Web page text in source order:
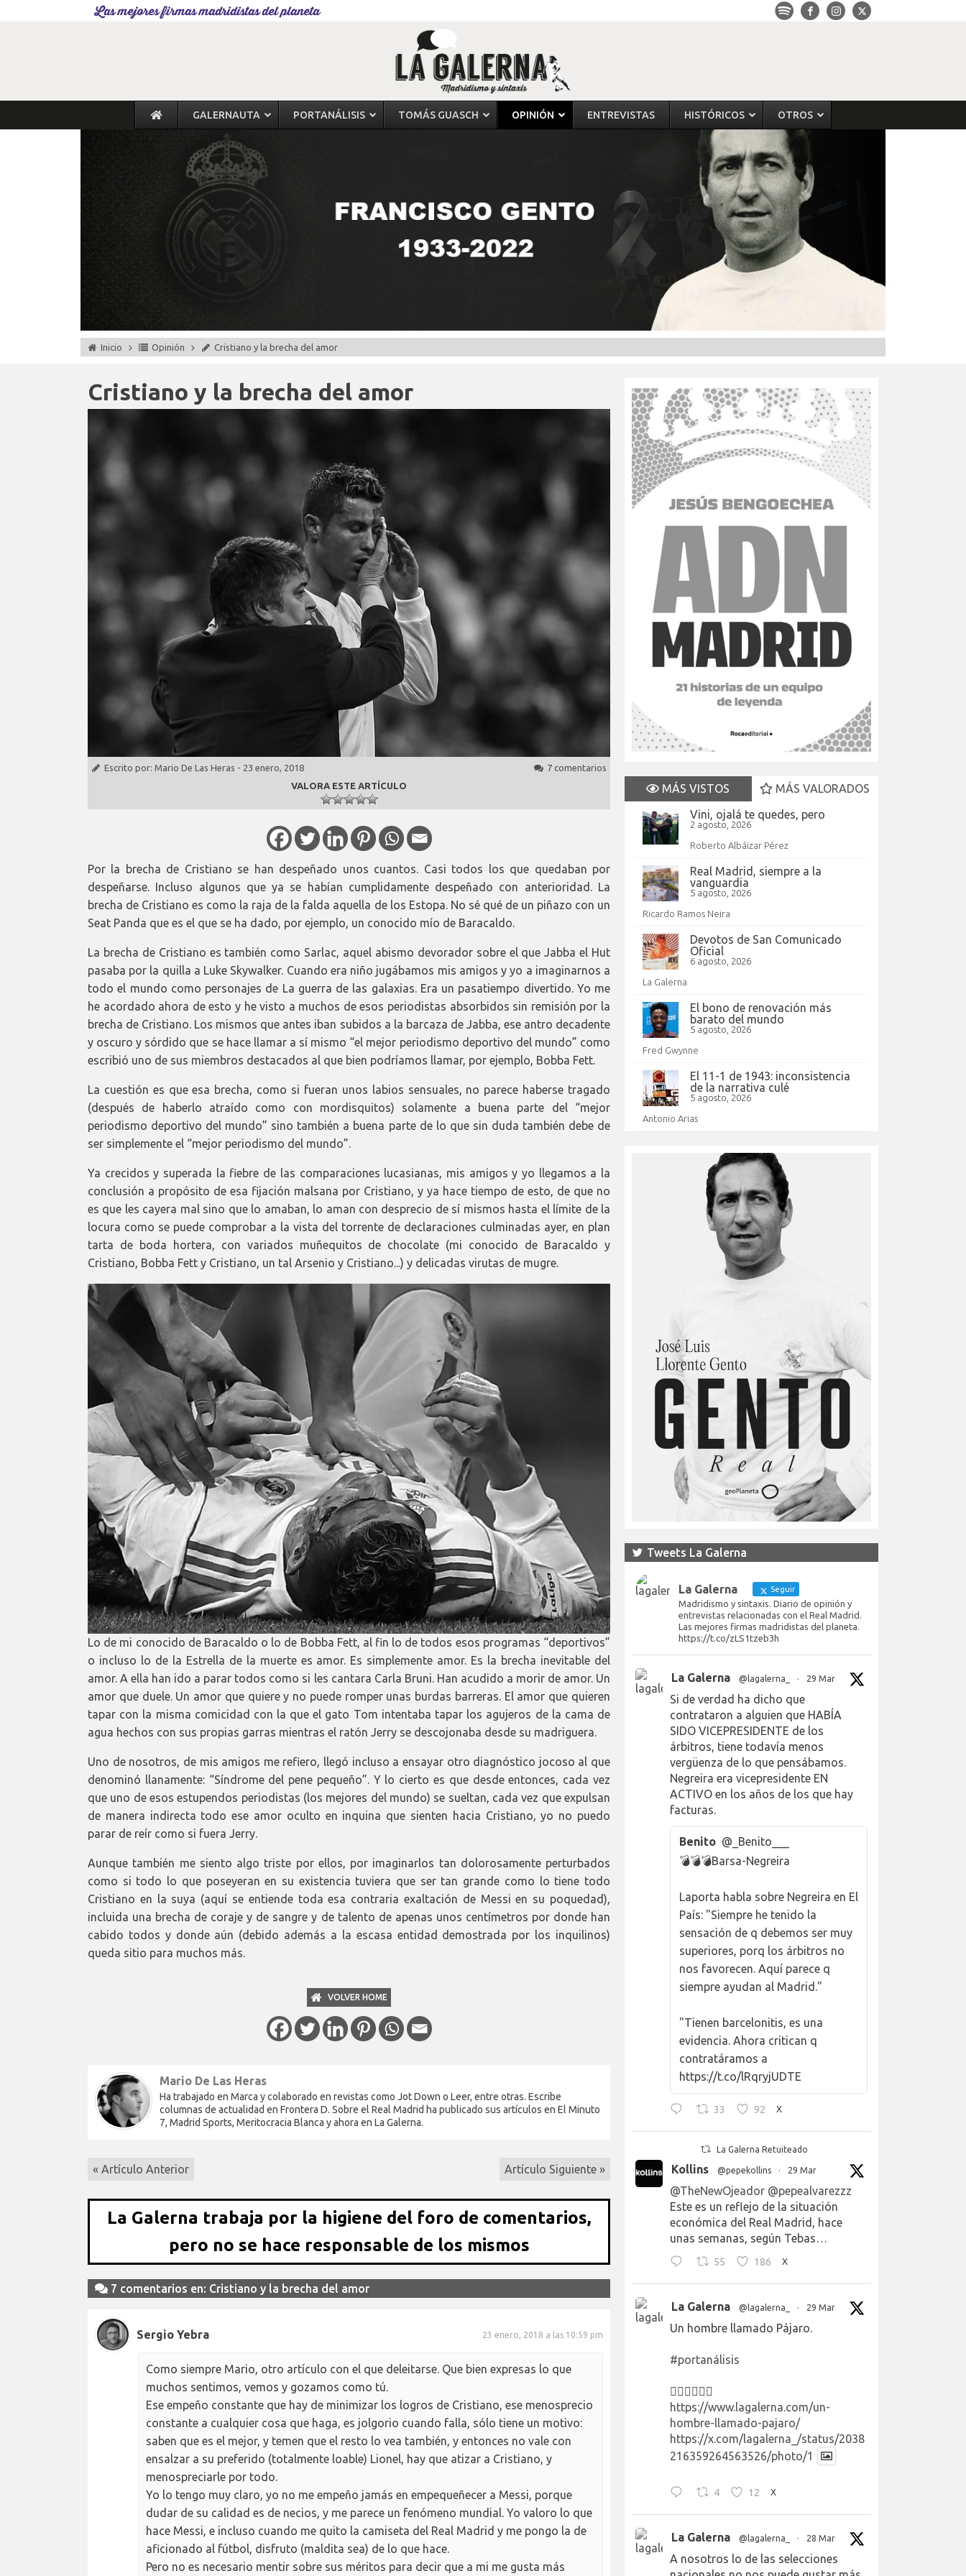
Las mejores firmas madridistas del planeta
GALERNAUTA PORTANÁLISIS TOMÁS GUASCH OPINIÓN ENTREVISTAS HISTÓRICOS OTROS
Inicio Opinión Cristiano y la brecha del amor
Cristiano y la brecha del amor
Escrito por: Mario De Las Heras - 23 enero, 2018
7 comentarios
VALORA ESTE ARTÍCULO
Por la brecha de Cristiano se han despeñado unos cuantos. Casi todos los que quedaban por
despeñarse. Incluso algunos que ya se habían cumplidamente despeñado con anterioridad. La
brecha de Cristiano es como la raja de la falda aquella de los Estopa. No sé qué de un piñazo con un
Seat Panda que es el que se ha dado, por ejemplo, un conocido mío de Baracaldo.
La brecha de Cristiano es también como Sarlac, aquel abismo devorador sobre el que Jabba el Hut
pasaba por la quilla a Luke Skywalker. Cuando era niño jugábamos mis amigos y yo a imaginarnos a
todo el mundo como personajes de La guerra de las galaxias. Era un pasatiempo divertido. Yo me
he acordado ahora de esto y he visto a muchos de esos periodistas absorbidos sin remisión por la
brecha de Cristiano. Los mismos que antes iban subidos a la barcaza de Jabba, ese antro decadente
y oscuro y sórdido que se hace llamar a sí mismo “el mejor periodismo deportivo del mundo” como
escribió uno de sus miembros destacados al que bien podríamos llamar, por ejemplo, Bobba Fett.
La cuestión es que esa brecha, como si fueran unos labios sensuales, no parece haberse tragado
(después de haberlo atraído como con mordisquitos) solamente a buena parte del “mejor
periodismo deportivo del mundo” sino también a buena parte de lo que sin duda también debe de
ser simplemente el “mejor periodismo del mundo”.
Ya crecidos y superada la fiebre de las comparaciones lucasianas, mis amigos y yo llegamos a la
conclusión a propósito de esa fijación malsana por Cristiano, y ya hace tiempo de esto, de que no
es que les cayera mal sino que lo amaban, lo aman con desprecio de sí mismos hasta el límite de la
locura como se puede comprobar a la vista del torrente de declaraciones culminadas ayer, en plan
tarta de boda hortera, con variados muñequitos de chocolate (mi conocido de Baracaldo y
Cristiano, Bobba Fett y Cristiano, un tal Arsenio y Cristiano...) y delicadas virutas de mugre.
Lo de mi conocido de Baracaldo o lo de Bobba Fett, al fin lo de todos esos programas “deportivos”
o incluso lo de la Estrella de la muerte es amor. Es simplemente amor. Es la brecha inevitable del
amor. A ella han ido a parar todos como si les cantara Carla Bruni. Han acudido a morir de amor. Un
amor que duele. Un amor que quiere y no puede romper unas burdas barreras. El amor que quieren
tapar con la misma comicidad con la que el gato Tom intentaba tapar los agujeros de la cama de
agua hechos con sus propias garras mientras el ratón Jerry se descojonaba desde su madriguera.
Uno de nosotros, de mis amigos me refiero, llegó incluso a ensayar otro diagnóstico jocoso al que
denominó llanamente: “Síndrome del pene pequeño”. Y lo cierto es que desde entonces, cada vez
que uno de esos estupendos periodistas (los mejores del mundo) se sueltan, cada vez que expulsan
de manera indirecta todo ese amor oculto en inquina que sienten hacia Cristiano, yo no puedo
parar de reír como si fuera Jerry.
Aunque también me siento algo triste por ellos, por imaginarlos tan dolorosamente perturbados
como si todo lo que poseyeran en su existencia tuviera que ser tan grande como lo tiene todo
Cristiano en la suya (aquí se entiende toda esa contraria exaltación de Messi en su poquedad),
incluida una brecha de coraje y de sangre y de talento de apenas unos centímetros por donde han
cabido todos y donde aún (debido además a la escasa entidad demostrada por los inquilinos)
queda sitio para muchos más.
VOLVER HOME
Mario De Las Heras
Ha trabajado en Marca y colaborado en revistas como Jot Down o Leer, entre otras. Escribe
columnas de actualidad en Frontera D. Sobre el Real Madrid ha publicado sus artículos en El Minuto
7, Madrid Sports, Meritocracia Blanca y ahora en La Galerna.
« Artículo Anterior Artículo Siguiente »
La Galerna trabaja por la higiene del foro de comentarios,
pero no se hace responsable de los mismos
7 comentarios en: Cristiano y la brecha del amor
Sergio Yebra 23 enero, 2018 a las 10:59 pm
Como siempre Mario, otro artículo con el que deleitarse. Que bien expresas lo que
muchos sentimos, vemos y gozamos como tú.
Ese empeño constante que hay de minimizar los logros de Cristiano, ese menosprecio
constante a cualquier cosa que haga, es jolgorio cuando falla, sólo tiene un motivo:
saben que es el mejor, y temen que el resto lo vea también, y entonces no vale con
ensalzar a su preferido (totalmente loable) Lionel, hay que atizar a Cristiano, y
menospreciarle por todo.
Yo lo tengo muy claro, yo no me empeño jamás en empequeñecer a Messi, porque
dudar de su calidad es de necios, y me parece un fenómeno mundial. Yo valoro lo que
hace Messi, e incluso cuando me quito la camiseta del Real Madrid y me pongo la de
aficionado al fútbol, disfruto (maldita sea) de lo que hace.
Pero no es necesario mentir sobre sus méritos para decir que a mi me gusta más
MÁS VISTOS
MÁS VALORADOS
Vini, ojalá te quedes, pero
2 agosto, 2026
Roberto Albáizar Pérez
Real Madrid, siempre a la
vanguardia
5 agosto, 2026
Ricardo Ramos Neira
Devotos de San Comunicado
Oficial
6 agosto, 2026
La Galerna
El bono de renovación más
barato del mundo
5 agosto, 2026
Fred Gwynne
El 11-1 de 1943: inconsistencia
de la narrativa culé
5 agosto, 2026
Antonio Arias
Tweets La Galerna
La Galerna Seguir
Madridismo y sintaxis. Diario de opinión y
entrevistas relacionadas con el Real Madrid.
Las mejores firmas madridistas del planeta.
https://t.co/zLS1tzeb3h
La Galerna @lagalerna_ · 29 Mar
Si de verdad ha dicho que
contrataron a alguien que HABÍA
SIDO VICEPRESIDENTE de los
árbitros, tiene todavía menos
vergüenza de lo que pensábamos.
Negreira era vicepresidente EN
ACTIVO en los años de los que hay
facturas.
Benito @_Benito___
💣💣💣Barsa-Negreira
Laporta habla sobre Negreira en El
País: "Siempre he tenido la
sensación de q debemos ser muy
superiores, porq los árbitros no
nos favorecen. Aquí parece q
siempre ayudan al Madrid."
"Tienen barcelonitis, es una
evidencia. Ahora critican q
contratáramos a
https://t.co/lRqryjUDTE
33 92 X
La Galerna Retuiteado
Kollins @pepekollins · 29 Mar
@TheNewOjeador @pepealvarezzz
Este es un reflejo de la situación
económica del Real Madrid, hace
unas semanas, según Tebas…
55 186 X
La Galerna @lagalerna_ · 29 Mar
Un hombre llamado Pájaro.
#portanálisis
👉🏻👉🏻👉🏻
https://www.lagalerna.com/un-
hombre-llamado-pajaro/
https://x.com/lagalerna_/status/2038
216359264563526/photo/1
4 12 X
La Galerna @lagalerna_ · 28 Mar
A nosotros lo de las selecciones